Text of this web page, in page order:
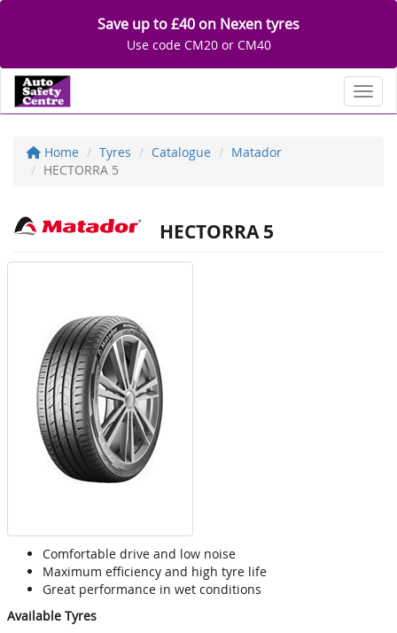
Save up to £40 on Nexen tyres
Use code CM20 or CM40
Home Tyres Catalogue
Matador
HECTORRA 5
HECTORRA 5
Comfortable drive and low noise
Maximum efficiency and high tyre life
Great performance in wet conditions
Available Tyres